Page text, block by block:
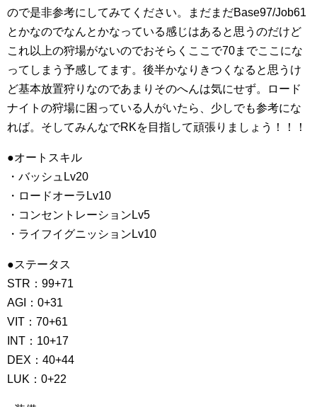
ので是非参考にしてみてください。まだまだBase97/Job61
とかなのでなんとかなっている感じはあると思うのだけど
これ以上の狩場がないのでおそらくここで70までここにな
ってしまう予感してます。後半かなりきつくなると思うけ
ど基本放置狩りなのであまりそのへんは気にせず。ロード
ナイトの狩場に困っている人がいたら、少しでも参考にな
れば。そしてみんなでRKを目指して頑張りましょう！！！
●オートスキル
・バッシュLv20
・ロードオーラLv10
・コンセントレーションLv5
・ライフイグニッションLv10
●ステータス
STR：99+71
AGI：0+31
VIT：70+61
INT：10+17
DEX：40+44
LUK：0+22